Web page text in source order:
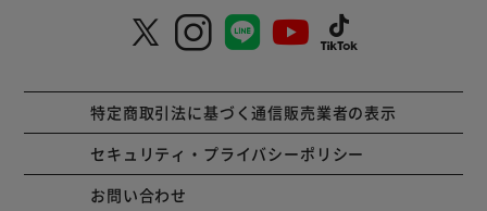
特定商取引法に基づく通信販売業者の表示
セキュリティ・プライバシーポリシー
お問い合わせ